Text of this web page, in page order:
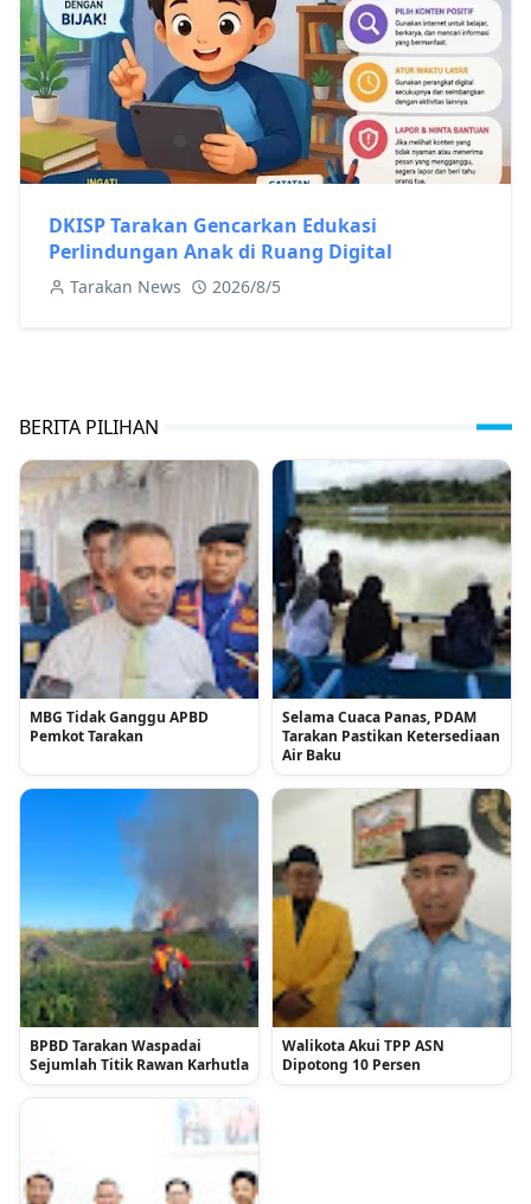
DKISP Tarakan Gencarkan Edukasi
Perlindungan Anak di Ruang Digital
Tarakan News 2026/8/5
BERITA PILIHAN
MBG Tidak Ganggu APBD
Pemkot Tarakan
Selama Cuaca Panas, PDAM
Tarakan Pastikan Ketersediaan
Air Baku
BPBD Tarakan Waspadai
Sejumlah Titik Rawan Karhutla
Walikota Akui TPP ASN
Dipotong 10 Persen